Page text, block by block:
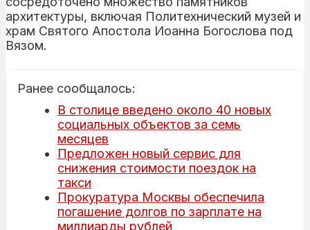
архитектуры, включая Политехнический музей и
храм Святого Апостола Иоанна Богослова под
Вязом.
Ранее сообщалось:
В столице введено около 40 новых
социальных объектов за семь
месяцев
Предложен новый сервис для
снижения стоимости поездок на
такси
Прокуратура Москвы обеспечила
погашение долгов по зарплате на
миллиарды рублей